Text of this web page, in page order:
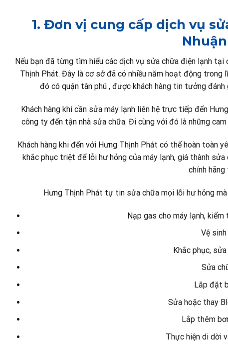
1. Đơn vị cung cấp dịch vụ
Nếu bạn đã từng tìm hiểu các dịch vụ sửa chữa điện lạnh
Thịnh Phát. Đây là cơ sở đã có nhiều năm hoạt động trong
đó có quận tân phú , được khách hàng tin tưởng
Khách hàng khi cần sửa máy lạnh liên hệ trực tiếp đến
công ty đến tận nhà sửa chữa. Đi cùng với đó là những
Khách hàng khi đến với Hưng Thịnh Phát có thể hoàn toàn
khắc phục triệt để lỗi hư hỏng của máy lạnh, giá thành
chính
Hưng Thịnh Phát tự tin sửa chữa mọi lỗi hư hỏng
Nạp gas cho máy lạnh,
Vệ
Khắc phục,
Sửa
Lắp đặt
Sửa hoặc thay
Lắp thêm
Thực hiện di dời